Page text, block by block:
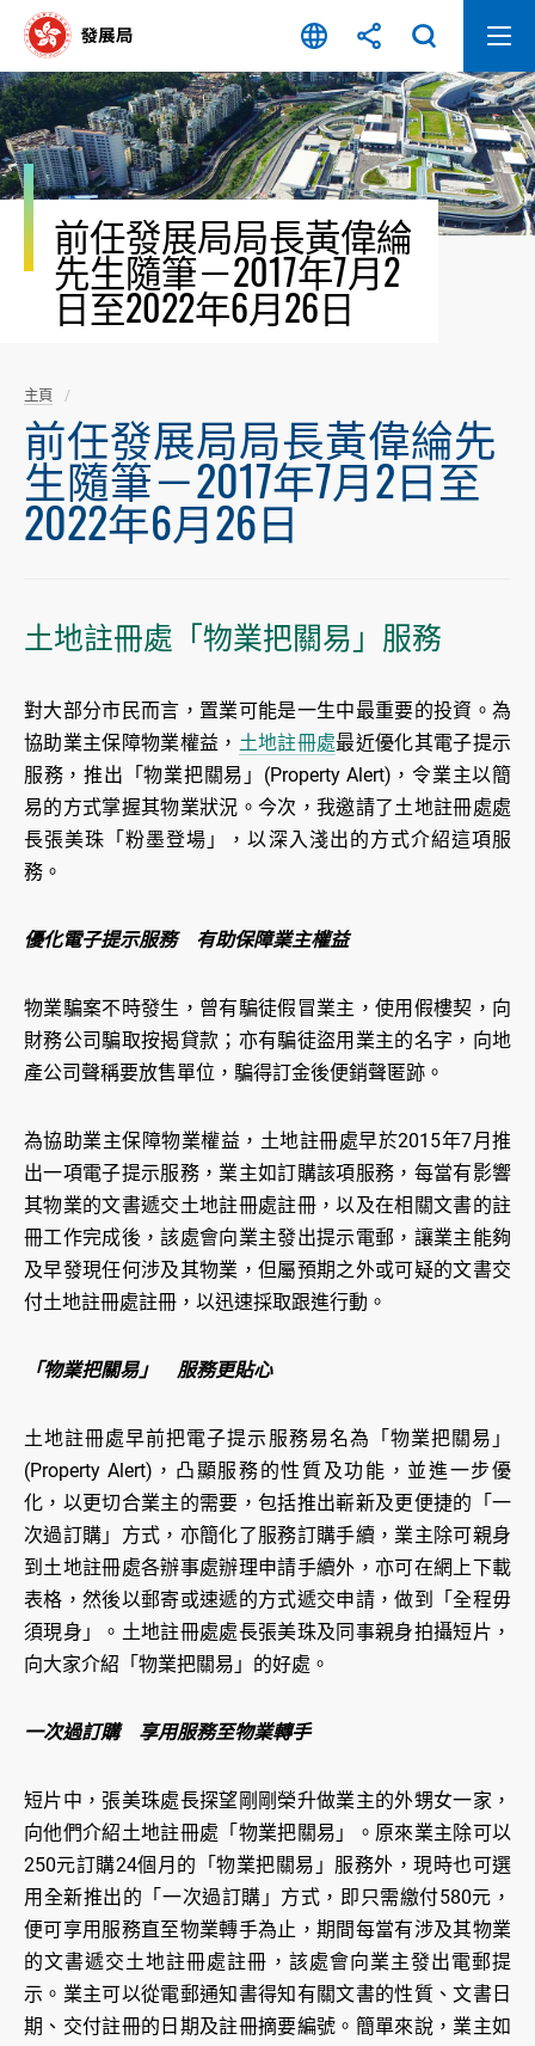
容
開
始
前任發展局局長黃偉綸
先生隨筆－2017年7月2
日至2022年6月26日
主頁
前任發展局局長黃偉綸先
生隨筆－2017年7月2日至
2022年6月26日
土地註冊處「物業把關易」服務
對大部分市民而言，置業可能是一生中最重要的投資。為
協助業主保障物業權益， 土地註冊處最近優化其電子提示
服務，推出「物業把關易」(Property Alert)，令業主以簡
易的方式掌握其物業狀況。今次，我邀請了土地註冊處處
長張美珠「粉墨登場」，以深入淺出的方式介紹這項服
務。
優化電子提示服務 有助保障業主權益
物業騙案不時發生，曾有騙徒假冒業主，使用假樓契，向
財務公司騙取按揭貸款；亦有騙徒盜用業主的名字，向地
產公司聲稱要放售單位，騙得訂金後便銷聲匿跡。
為協助業主保障物業權益，土地註冊處早於2015年7月推
出一項電子提示服務，業主如訂購該項服務，每當有影響
其物業的文書遞交土地註冊處註冊，以及在相關文書的註
冊工作完成後，該處會向業主發出提示電郵，讓業主能夠
及早發現任何涉及其物業，但屬預期之外或可疑的文書交
付土地註冊處註冊，以迅速採取跟進行動。
「物業把關易」 服務更貼心
土地註冊處早前把電子提示服務易名為「物業把關易」
(Property Alert)，凸顯服務的性質及功能，並進一步優
化，以更切合業主的需要，包括推出嶄新及更便捷的「一
次過訂購」方式，亦簡化了服務訂購手續，業主除可親身
到土地註冊處各辦事處辦理申請手續外，亦可在網上下載
表格，然後以郵寄或速遞的方式遞交申請，做到「全程毋
須現身」。土地註冊處處長張美珠及同事親身拍攝短片，
向大家介紹「物業把關易」的好處。
一次過訂購 享用服務至物業轉手
短片中，張美珠處長探望剛剛榮升做業主的外甥女一家，
向他們介紹土地註冊處「物業把關易」。原來業主除可以
250元訂購24個月的「物業把關易」服務外，現時也可選
用全新推出的「一次過訂購」方式，即只需繳付580元，
便可享用服務直至物業轉手為止，期間每當有涉及其物業
的文書遞交土地註冊處註冊，該處會向業主發出電郵提
示。業主可以從電郵通知書得知有關文書的性質、文書日
期、交付註冊的日期及註冊摘要編號。簡單來說，業主如